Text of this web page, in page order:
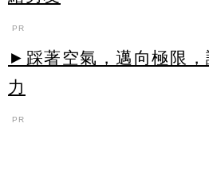
PR
►踩著空氣，邁向極限
力
PR